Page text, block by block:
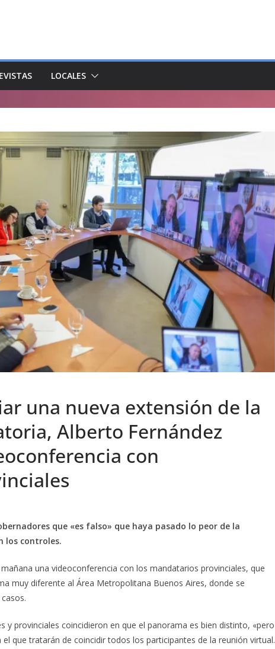
LOCALES
una nueva extensión de la
Alberto Fernández
con
que «es falso» que haya pasado lo peor de la
los controles.
una videoconferencia con los mandatarios provinciales, que
muy diferente al Área Metropolitana Buenos Aires, donde se
y provinciales coincidieron en que el panorama es bien distinto, «pero
que tratarán de coincidir todos los participantes de la reunión virtual.